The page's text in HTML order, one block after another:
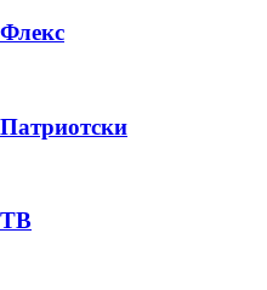
PRODUCT
Флекс
Патриотски
ТВ